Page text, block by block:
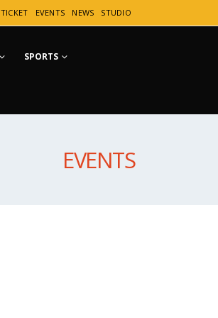
TICKET EVENTS NEWS STUDIO
SPORTS
EVENTS